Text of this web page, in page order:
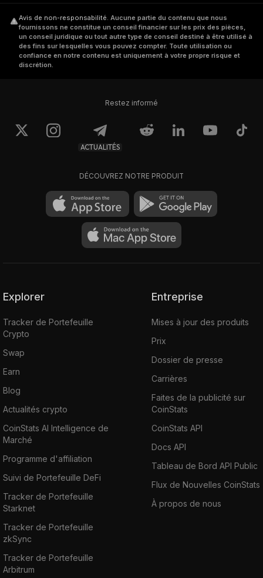
Avis de non-responsabilité. Aucune partie du contenu que nous
fournissons ne constitue un conseil financier sur les prix des pièces,
un conseil juridique ou tout autre type de conseil destiné à être utilisé à
des fins sur lesquelles vous pouvez compter. Toute utilisation ou
confiance en notre contenu est uniquement à votre propre risque et
discrétion.
Restez informé
ACTUALITÉS
DÉCOUVREZ NOTRE PRODUIT
Explorer
Tracker de Portefeuille
Crypto
Swap
Earn
Blog
Actualités crypto
CoinStats AI Intelligence de
Marché
Programme d'affiliation
Suivi de Portefeuille DeFi
Tracker de Portefeuille
Starknet
Tracker de Portefeuille
zkSync
Tracker de Portefeuille
Arbitrum
Entreprise
Mises à jour des produits
Prix
Dossier de presse
Carrières
Faites de la publicité sur
CoinStats
CoinStats API
Docs API
Tableau de Bord API Public
Flux de Nouvelles CoinStats
À propos de nous